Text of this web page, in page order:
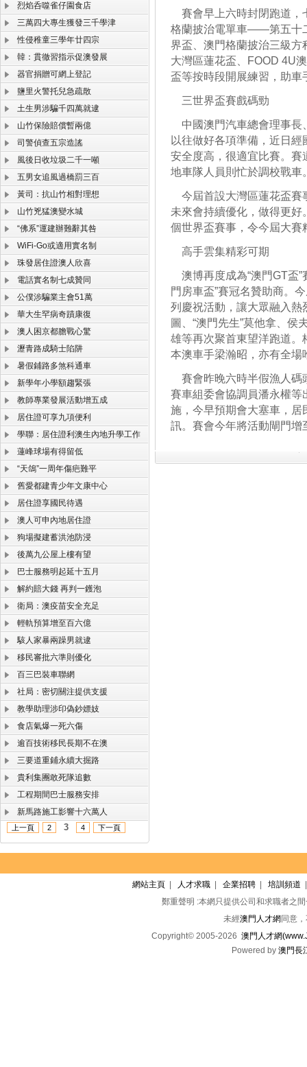
烈焰呑噬雀仔園食店
三萬四大專生獲發三千學津
性侵稚童三學年廿四宗
韓：貫徹習指示促澳發展
器官捐贈可網上登記
鹽里火警托兒急疏散
土生男涉騙千四萬就逮
山竹保險賠償暫兩億
司警偵查五宗造謠
風後日收垃圾二千一噸
五男女追風過橋罰三百
黃司：抗山竹相對理想
山竹兇猛澳變水城
“佛系”運建辦難辭其咎
WiFi-Go或適用實名制
珠發居住證澳人欣喜
電話實名制七成贊同
公僕涉騙業主會51萬
華大生罕病奇蹟康復
澳人困京都膽戰心驚
瀝青路成騎士陷阱
暑假鋪路多煞科通車
新學年小學額趨緊張
教師專業發展活動增五成
居住證可享九項便利
學聯：居住證利澳生內地升學工作
蓮峰球場有得留低
“天鴿”一周年傷疤難平
舊愛都建青少年文康中心
居住證享國民待遇
澳人可申內地居住證
狗場擬建蓄洪池防浸
後萬九公屋上樓有望
巴士服務明起延十五月
解約賠大錢 再判一鑊泡
衛局：澳疫苗安全充足
輕軌預算增至百六億
駭人家暴兩躁男就逮
移民審批六準則優化
百三巴裝車聯網
社局：密切關注提供支援
教學助理涉印偽鈔嫖妓
食店氣爆一死六傷
逾百技術移民長期不在澳
三要道重鋪永續大掘路
貴利集團敢死隊追數
工程期間巴士服務安排
新馬路施工影響十六萬人
上一頁 2 3 4 下一頁
賽會早上六時封閉跑道，
格蘭披治電單車——第五十
界盃、澳門格蘭披治三級
大灣區蓮花盃、FOOD 4U
盃等按時段開展練習，助車
三世界盃賽戲碼勁
中國澳門汽車總會理事長
以往做好各項準備，近日
安全度高，很適宜比賽。
地車隊人員則忙於調校戰
今屆首設大灣區蓮花盃賽
未來會持續優化，做得更
個世界盃賽事，令今屆大賽
高手雲集精彩可期
澳博再度成為“澳門GT盃”
門房車盃”賽冠名贊助商。
列慶祝活動，讓大眾融入熱
圖、“澳門先生”莫他拿、
雄等再次聚首東望洋跑道
本澳車手梁瀚昭，亦有全場
賽會昨晚六時半假漁人碼
賽車組委會協調員潘永權
施，今早預期會大塞車，
訊。賽會今年將活動閘門
網站主頁 人才求職 企業招聘 培訓頻道
鄭重聲明 :本網只提供公司和求職者之
未經澳門人才網 同意
Copyright© 2005-2026 澳門人才網
Powered by 澳門長